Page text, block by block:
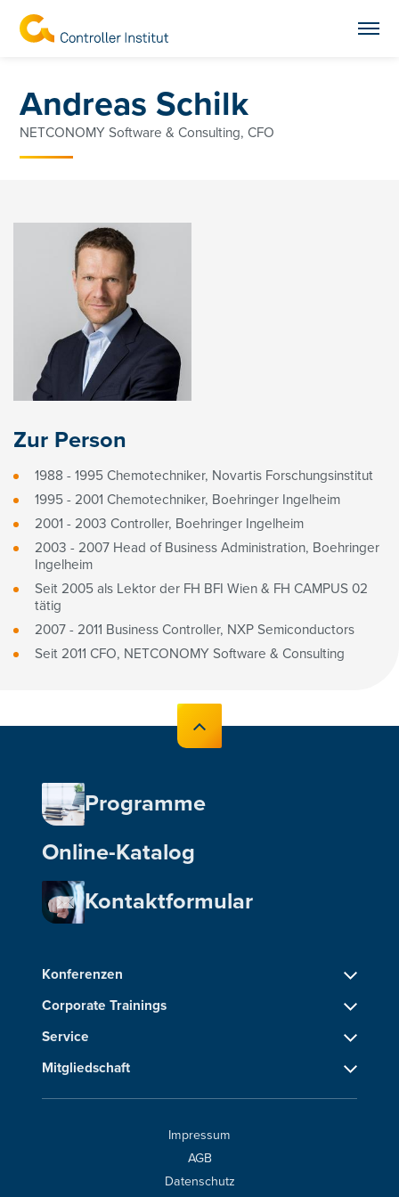
Andreas Schilk
NETCONOMY Software & Consulting, CFO
Zur Person
1988 - 1995 Chemotechniker, Novartis Forschungsinstitut
1995 - 2001 Chemotechniker, Boehringer Ingelheim
2001 - 2003 Controller, Boehringer Ingelheim
2003 - 2007 Head of Business Administration, Boehringer
Ingelheim
Seit 2005 als Lektor der FH BFI Wien & FH CAMPUS 02
tätig
2007 - 2011 Business Controller, NXP Semiconductors
Seit 2011 CFO, NETCONOMY Software & Consulting
Programme
Online-Katalog
Kontaktformular
Konferenzen
Corporate Trainings
Service
Mitgliedschaft
Impressum
AGB
Datenschutz